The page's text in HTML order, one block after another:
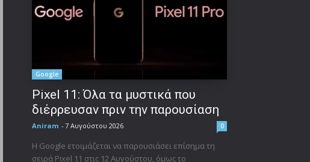
Google
Pixel 11: Όλα τα μυστικά που
διέρρευσαν πριν την παρουσίαση
Aniram - 7 Αυγούστου 2026 0
Η Google ετοιμάζεται να παρουσιάσει επίσημα τη
σειρά Pixel 11 στις 12 Αυγούστου, όμως το